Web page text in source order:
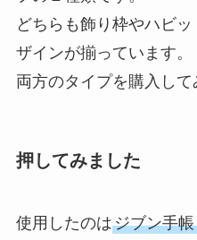
どちらも飾り枠やハビ
ザインが揃っています。
両方のタイプを購入して
押してみました
使用したのはジブン手